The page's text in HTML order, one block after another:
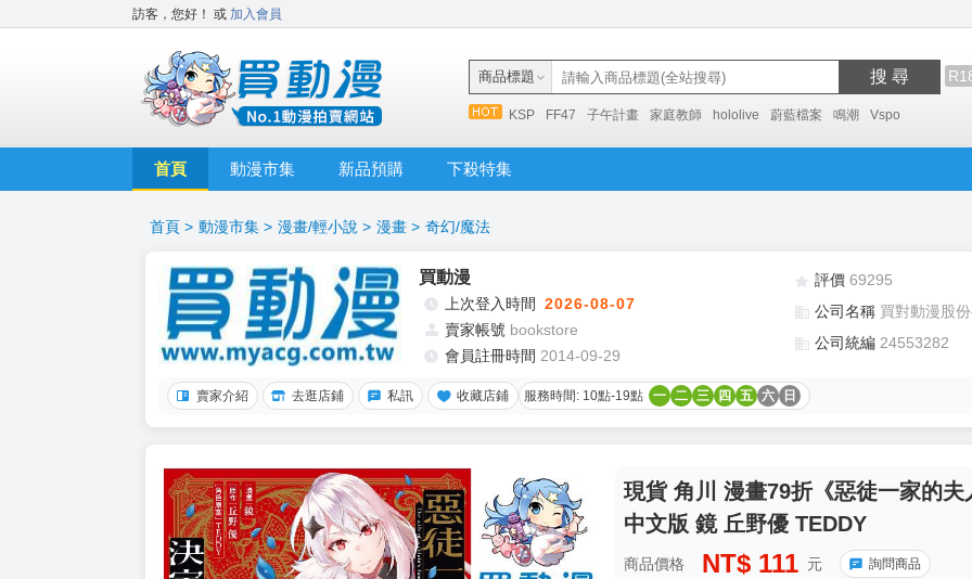
訪客，您好！ 或 加入會員
商品標題 搜 尋
KSP FF47 子午計畫 家庭教師 hololive 蔚藍檔案 鳴潮 Vspo
首頁 動漫市集 新品預購 下殺特集
首頁 > 動漫市集 > 漫畫/輕小說 > 漫畫 > 奇幻/魔法
買動漫
上次登入時間 2026-08-07
賣家帳號 bookstore
會員註冊時間 2014-09-29
評價 69295
公司名稱 買對動漫股
公司統編 24553282
賣家介紹 去逛店鋪 私訊 收藏店鋪 服務時間: 10點-19點 一 二 三 四 五 六 日
現貨 角川 漫畫79折《惡徒一家的夫
中文版 鏡 丘野優 TEDDY
商品價格 NT$ 111 元 詢問商品